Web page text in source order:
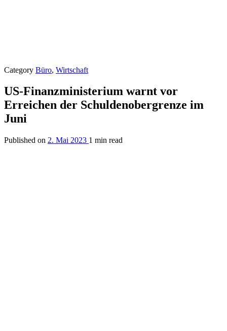
Category Büro, Wirtschaft
US-Finanzministerium warnt vor
Erreichen der Schuldenobergrenze im
Juni
Published on 2. Mai 2023 1 min read